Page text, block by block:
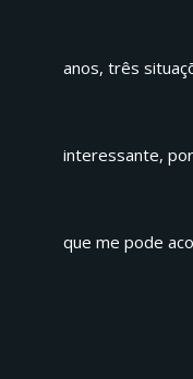
anos, três
interessante,
que me pode